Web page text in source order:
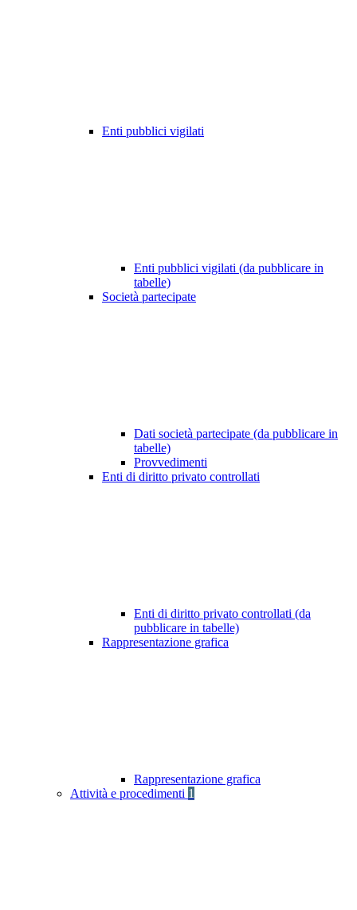
Enti pubblici vigilati
Enti pubblici vigilati (da pubblicare in
tabelle)
Società partecipate
Dati società partecipate (da pubblicare in
tabelle)
Provvedimenti
Enti di diritto privato controllati
Enti di diritto privato controllati (da
pubblicare in tabelle)
Rappresentazione grafica
Rappresentazione grafica
Attività e procedimenti 1